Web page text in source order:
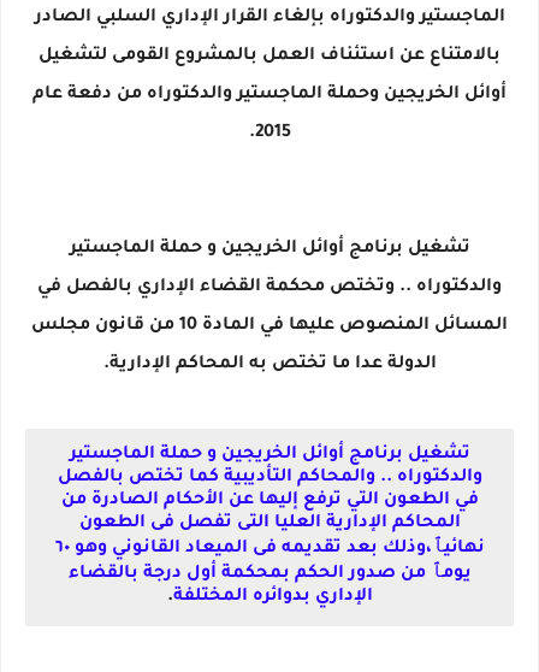
الماجستير والدكتوراه بإلغاء القرار الإداري السلبي الصادر
بالامتناع عن استئناف العمل بالمشروع القومى لتشغيل
أوائل الخريجين وحملة الماجستير والدكتوراه من دفعة عام
2015.
تشغيل برنامج أوائل الخريجين و حملة الماجستير
والدكتوراه .. وتختص محكمة القضاء الإداري بالفصل في
المسائل المنصوص عليها في المادة 10 من قانون مجلس
الدولة عدا ما تختص به المحاكم الإدارية.
تشغيل برنامج أوائل الخريجين و حملة الماجستير
والدكتوراه .. والمحاكم التأديبية كما تختص بالفصل
في الطعون التي ترفع إليها عن الأحكام الصادرة من
المحاكم الإدارية العليا التى تفصل فى الطعون
نهائيٱ،وذلك بعد تقديمه فى الميعاد القانوني وهو ٦٠
يومٱ من صدور الحكم بمحكمة أول درجة بالقضاء
الإداري بدوائره المختلفة.